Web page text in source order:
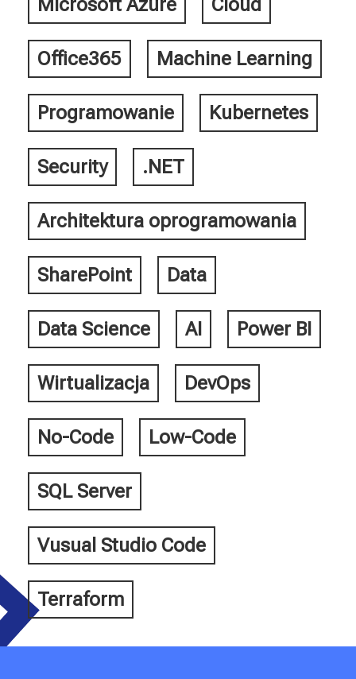
Office365 Machine Learning
Programowanie Kubernetes
Security .NET
Architektura oprogramowania
SharePoint Data
Data Science AI Power BI
Wirtualizacja DevOps
No-Code Low-Code
SQL Server
Vusual Studio Code
Terraform